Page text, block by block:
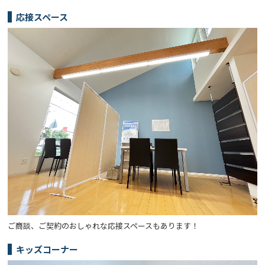
応接スペース
ご商談、ご契約のおしゃれな応接スペースもあります！
キッズコーナー